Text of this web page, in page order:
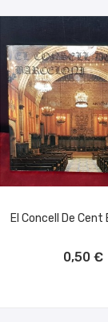
El Concell De Cent
0,50 €